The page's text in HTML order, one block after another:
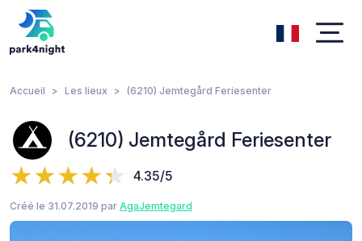
Accueil Les lieux (6210) Jemtegård Feriesenter
(6210) Jemtegård Feriesenter
4.35/5
Créé le 31.07.2019 par AgaJemtegard